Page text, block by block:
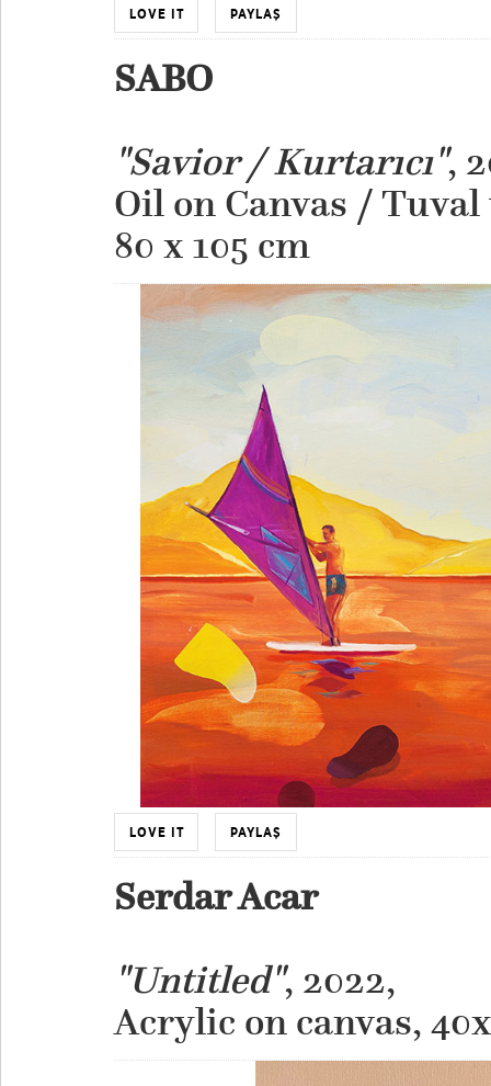
LOVE IT PAYLAŞ
SABO
"Savior / Kurtarıcı",
Oil on Canvas / Tuval
​80 x 105 cm
LOVE IT PAYLAŞ
Serdar Acar
"Untitled", 2022,
​Acrylic on canvas,